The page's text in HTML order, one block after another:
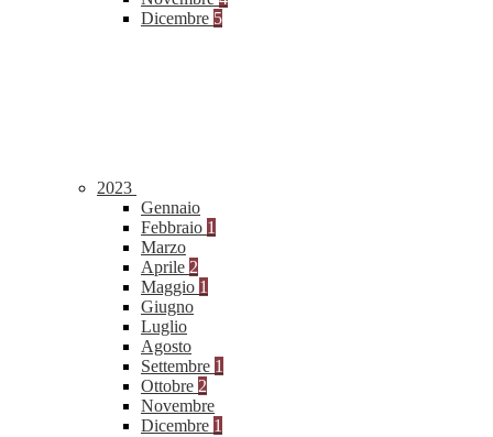
Dicembre 5
2023
Gennaio
Febbraio 1
Marzo
Aprile 2
Maggio 1
Giugno
Luglio
Agosto
Settembre 1
Ottobre 2
Novembre
Dicembre 1